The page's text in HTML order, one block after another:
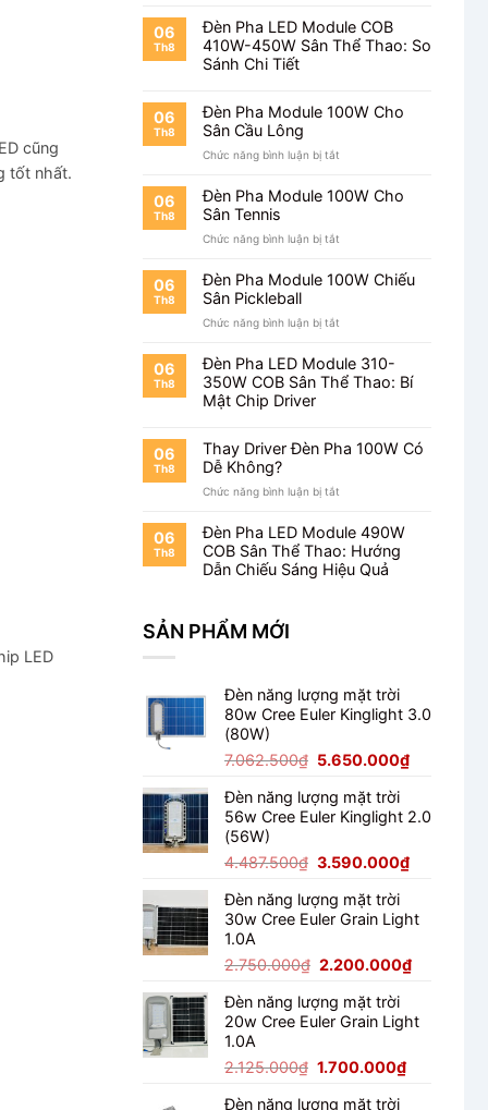
cũng
tốt nhất.
LED
Pha
Module
100W
Bóng
06
Th8
Đèn Pha LED Module COB
410W-450W Sân Thể Thao: So
Sánh Chi Tiết
06
Th8
Đèn Pha Module 100W Cho
Sân Cầu Lông
Chức năng bình luận bị tắt
Pha
Module
Cầu
06
Th8
Đèn Pha Module 100W Cho
Sân Tennis
Chức năng bình luận bị tắt
Pha
Module
Tennis
06
Th8
Đèn Pha Module 100W Chiếu
Sân Pickleball
Chức năng bình luận bị tắt
Pha
Module
100W
Pickleball
06
Th8
Đèn Pha LED Module 310-
350W COB Sân Thể Thao: Bí
Mật Chip Driver
06
Th8
Thay Driver Đèn Pha 100W Có
Dễ Không?
Chức năng bình luận bị tắt
Driver
Đèn
Pha
100W
06
Th8
Đèn Pha LED Module 490W
COB Sân Thể Thao: Hướng
Dẫn Chiếu Sáng Hiệu Quả
SẢN PHẨM MỚI
Đèn năng lượng mặt trời
80w Cree Euler Kinglight 3.0
(80W)
7.062.500₫ Giá
là:
7.062.500₫.
5.650.000₫Giá
là:
Đèn năng lượng mặt trời
56w Cree Euler Kinglight 2.0
(56W)
4.487.500₫ Giá
là:
4.487.500₫.
3.590.000₫Giá
là:
Đèn năng lượng mặt trời
30w Cree Euler Grain Light
1.0A
2.750.000₫ Giá
là:
2.750.000₫.
2.200.000₫Giá
là:
Đèn năng lượng mặt trời
20w Cree Euler Grain Light
1.0A
2.125.000₫ Giá
1.700.000₫Giá
Đèn năng lượng mặt trời